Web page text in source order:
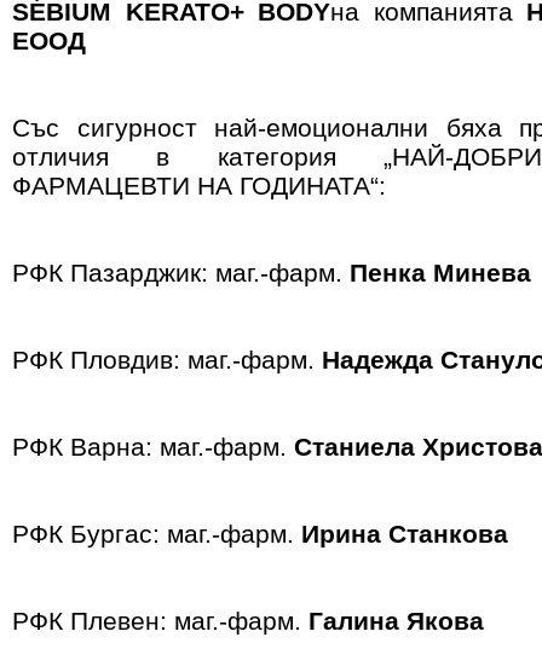
SÉBIUM KERATO+ BODYна компанията
ЕООД
Със сигурност най-емоционални бяха
отличия в категория „НАЙ-
ФАРМАЦЕВТИ НА ГОДИНАТА“:
РФК Пазарджик: маг.-фарм. Пенка Минева
РФК Пловдив: маг.-фарм. Надежда
РФК Варна: маг.-фарм. Станиела Христова
РФК Бургас: маг.-фарм. Ирина Станкова
РФК Плевен: маг.-фарм. Галина Якова